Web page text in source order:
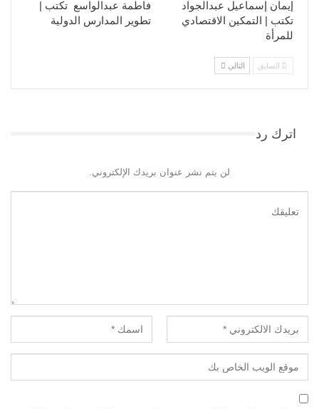
فاطمة عبدالواسع تكتب |
تطوير المدارس الدولية
إيمان إسماعيل عبدالجواد
تكتب | التمكين الاقتصادي
للمرأة
السابق التالي
اترك رد
لن يتم نشر عنوان بريدك الإلكتروني.